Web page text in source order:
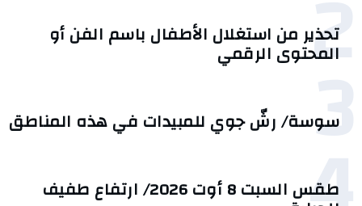
2
تحذير من استغلال الأطفال باسم الفن أو
المحتوى الرقمي
3
سوسة/ رشّ جوي للمبيدات في هذه المناطق
طقس السبت 8 أوت 2026/ ارتفاع طفيف